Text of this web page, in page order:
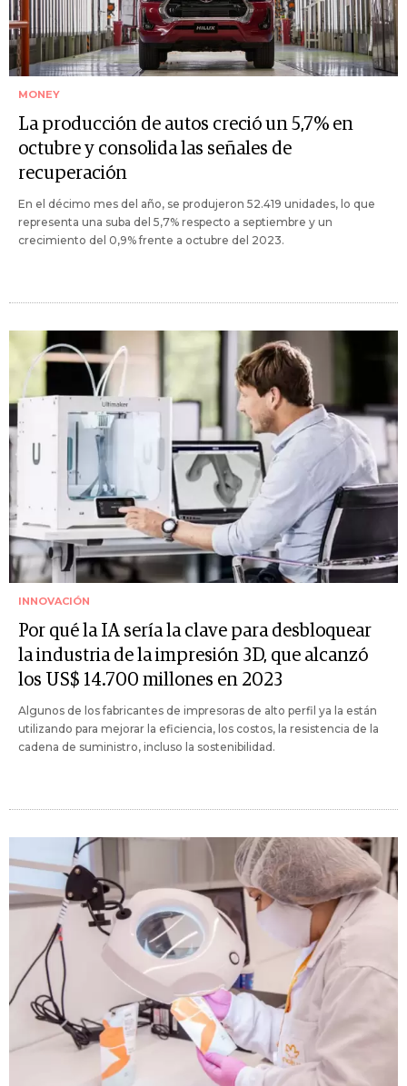
MONEY
La producción de autos creció un 5,7% en
octubre y consolida las señales de
recuperación
En el décimo mes del año, se produjeron 52.419 unidades, lo que
representa una suba del 5,7% respecto a septiembre y un
crecimiento del 0,9% frente a octubre del 2023.
INNOVACIÓN
Por qué la IA sería la clave para desbloquear
la industria de la impresión 3D, que alcanzó
los US$ 14.700 millones en 2023
Algunos de los fabricantes de impresoras de alto perfil ya la están
utilizando para mejorar la eficiencia, los costos, la resistencia de la
cadena de suministro, incluso la sostenibilidad.